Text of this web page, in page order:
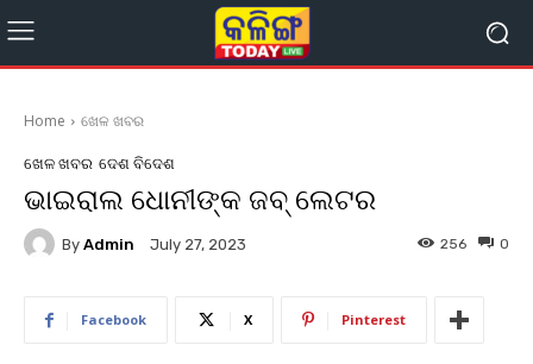
Home ଖେଳ ଖବର
ଖେଳ ଖବର ଦେଶ ବିଦେଶ
ଭାଇରାଲ ଧୋନୀଙ୍କ ଜବ୍ ଲେଟର
By Admin July 27, 2023 0
256
Facebook X Pinterest